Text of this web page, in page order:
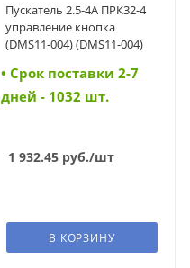
Пускатель 2.5-4А ПРК32-4
управление кнопка
(DMS11-004) (DMS11-004)
• Cрок поставки 2-7
дней - 1032 шт.
1 932.45руб./шт
В КОРЗИНУ